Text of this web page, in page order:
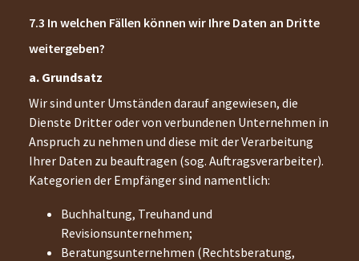
In welchen Fällen können wir Ihre Daten an Dritte
weitergeben?
a. Grundsatz
Wir sind unter Umständen darauf angewiesen, die
Dienste Dritter oder von verbundenen Unternehmen in
Anspruch zu nehmen und diese mit der Verarbeitung
Ihrer Daten zu beauftragen (sog. Auftragsverarbeiter).
Kategorien der Empfänger sind namentlich:
Buchhaltung, Treuhand und
Revisionsunternehmen;
Beratungsunternehmen (Rechtsberatung,